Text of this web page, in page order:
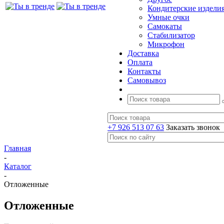
Кондитерские
Умные очки
Самокаты
Стабилизатор
Микрофон
Доставка
Оплата
Контакты
Самовывоз
+7 926 513 07 63 Заказать звонок
Главная
-
Каталог
-
Отложенные
Отложенные